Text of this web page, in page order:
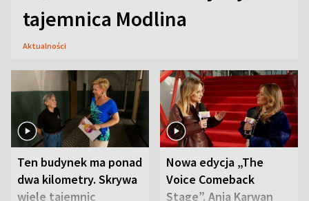
tajemnica Modlina
Aktualności
Ten budynek ma ponad
dwa kilometry. Skrywa
wiele tajemnic
Nowa edycja „The
Voice Comeback
Stage”. Ania Karwan